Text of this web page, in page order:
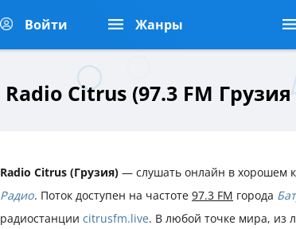
Войти Жанры
Radio Citrus (97.3 FM
Radio Citrus (Грузия) — слушать онлайн в хорошем
Радио. Поток доступен на частоте 97.3 FM города
радиостанции citrusfm.live. В любой точке мира, из